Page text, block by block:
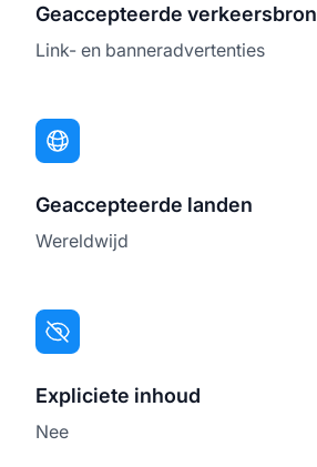
Geaccepteerde verkeersbron
Link- en banneradvertenties
Geaccepteerde landen
Wereldwijd
Expliciete inhoud
Nee